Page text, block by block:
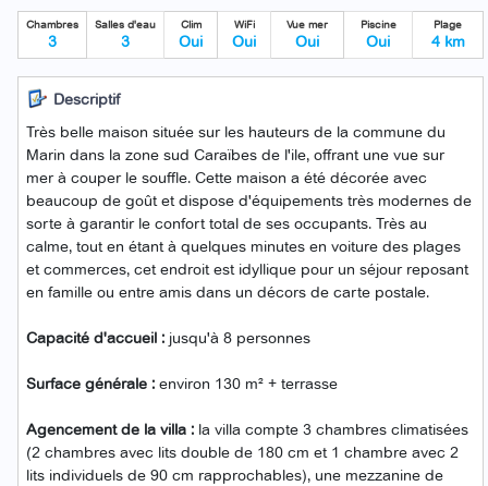
Chambres
3
Salles d'eau
3
Clim
Oui
WiFi
Oui
Vue mer
Oui
Piscine
Oui
Plage
4 km
Descriptif
Très belle maison située sur les hauteurs de la commune du
Marin dans la zone sud Caraïbes de l'ile, offrant une vue sur
mer à couper le souffle. Cette maison a été décorée avec
beaucoup de goût et dispose d'équipements très modernes de
sorte à garantir le confort total de ses occupants. Très au
calme, tout en étant à quelques minutes en voiture des plages
et commerces, cet endroit est idyllique pour un séjour reposant
en famille ou entre amis dans un décors de carte postale.
Capacité d'accueil : jusqu'à 8 personnes
Surface générale : environ 130 m² + terrasse
Agencement de la villa : la villa compte 3 chambres climatisées
(2 chambres avec lits double de 180 cm et 1 chambre avec 2
lits individuels de 90 cm rapprochables), une mezzanine de